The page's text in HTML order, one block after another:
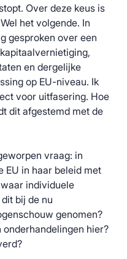
Over deze keus is
het volgende. In
gesproken over een
en dergelijke
op EU-niveau. Ik
voor uitfasering. Hoe
dit afgestemd met de
vraag: in
EU in haar beleid met
individuele
bij de nu
genomen?
hier?